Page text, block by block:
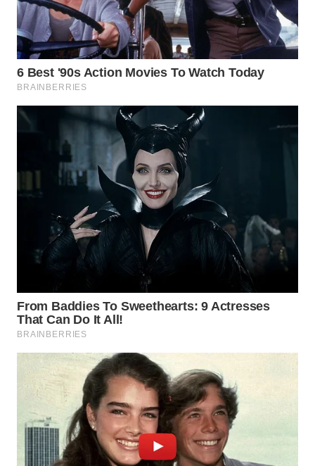
TIMUR
WN
SEMARANG
BOROBUDUR
MADURA
WN
WN
NATUNA
WN
BINTAN
MANDALIKA
WN